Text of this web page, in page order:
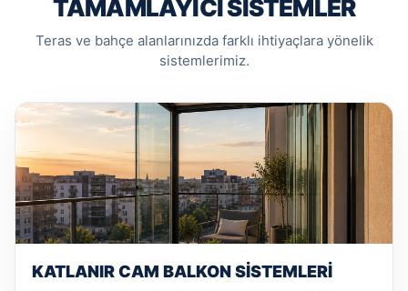
TAMAMLAYICI SISTEMLER
Teras ve bahçe alanlarınızda farklı ihtiyaçlara yönelik
sistemlerimiz.
KATLANIR CAM BALKON SISTEMLERI